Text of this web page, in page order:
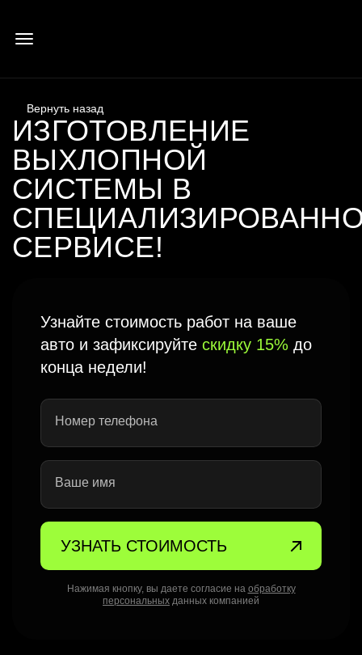
ИЗГОТОВЛЕНИЕ
ВЫХЛОПНОЙ
СИСТЕМЫ В
СЕРВИСЕ!
Узнайте стоимость работ на ваше
авто и зафиксируйте скидку 15% до
конца недели!
Номер телефона
Ваше имя
УЗНАТЬ СТОИМОСТЬ
Нажимая кнопку, вы даете согласие на обработку
персональных данных компанией